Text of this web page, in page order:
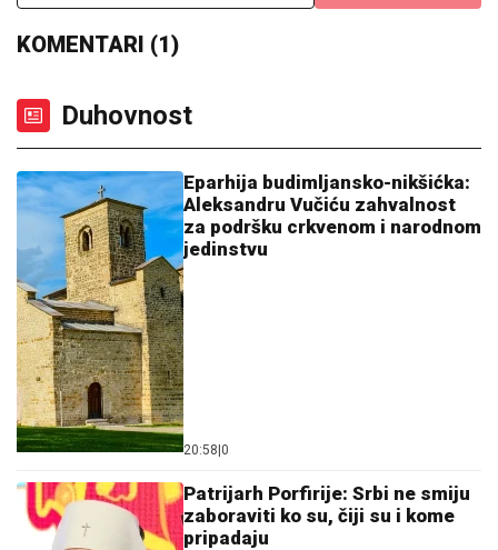
KOMENTARI (1)
Duhovnost
Eparhija budimljansko-nikšićka:
Aleksandru Vučiću zahvalnost
za podršku crkvenom i narodnom
jedinstvu
20:58 0
Patrijarh Porfirije: Srbi ne smiju
zaboraviti ko su, čiji su i kome
pripadaju